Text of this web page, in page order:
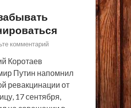
комментарий
Коротаев
Путин напомнил
ревакцинации от
17 сентября,